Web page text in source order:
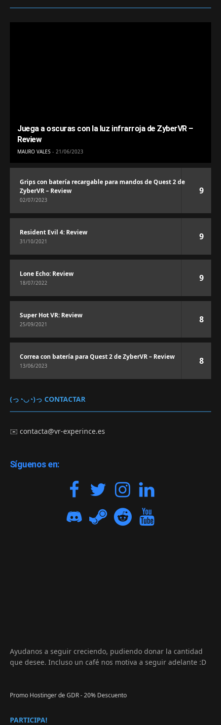
Juega a oscuras con la luz infrarroja de ZyberVR –
Review
MAURO VALES 21/06/2023
Grips con batería recargable para mandos de Quest 2 de
ZyberVR – Review
02/07/2023
9
Resident Evil 4: Review
31/10/2021 9
Lone Echo: Review
18/07/2022 9
Super Hot VR: Review
25/09/2021 8
Correa con batería para Quest 2 de ZyberVR – Review
13/06/2023 8
(っ◔◡◔)っ CONTACTAR
✉️contacta@vr-experince.es
Síguenos en:
Ayudanos a seguir creciendo, pudiendo donar la cantidad
que desee. Incluso un café nos motiva a seguir adelante :D
Promo Hostinger de GDR - 20% Descuento
PARTICIPA!